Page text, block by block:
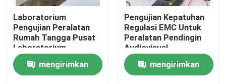
Rumah
Laboratorium
Pengujian Peralatan
Rumah Tangga Pusat
Laboratorium
Pengujian Pendingin
Udara Layanan
autentikasi pihak
mengirimkan
Pengujian Kepatuhan
Regulasi EMC Untuk
Peralatan Pendingin
Audiovisual
mengirimkan